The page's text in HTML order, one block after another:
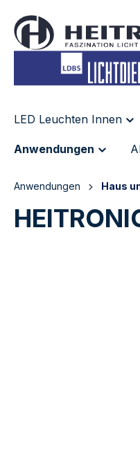
springen
LED Leuchten Innen
Anwendungen
Anwendungen Haus